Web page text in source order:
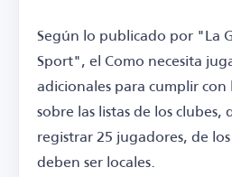
Según lo publicado por "La
Sport", el Como necesita
adicionales para cumplir con
sobre las listas de los
registrar 25 jugadores, de
deben ser locales.